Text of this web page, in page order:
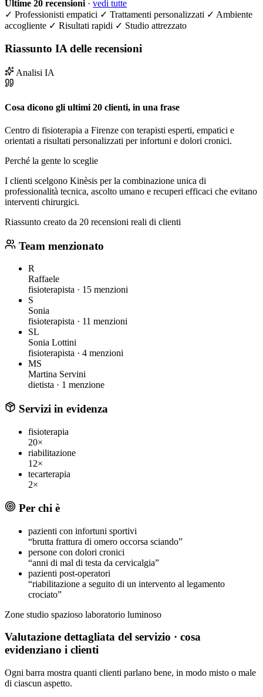
Ultime 20 recensioni · vedi tutte
✓ Professionisti empatici ✓ Trattamenti personalizzati ✓ Ambiente
accogliente ✓ Risultati rapidi ✓ Studio attrezzato
Riassunto IA delle recensioni
Analisi IA
Cosa dicono gli ultimi 20 clienti, in una frase
Centro di fisioterapia a Firenze con terapisti esperti, empatici e
orientati a risultati personalizzati per infortuni e dolori cronici.
Perché la gente lo sceglie
I clienti scelgono Kinèsis per la combinazione unica di
professionalità tecnica, ascolto umano e recuperi efficaci che evitano
interventi chirurgici.
Riassunto creato da 20 recensioni reali di clienti
Team menzionato
R
Raffaele
fisioterapista · 15 menzioni
S
Sonia
fisioterapista · 11 menzioni
SL
Sonia Lottini
fisioterapista · 4 menzioni
MS
Martina Servini
dietista · 1 menzione
Servizi in evidenza
fisioterapia
20×
riabilitazione
12×
tecarterapia
2×
Per chi è
pazienti con infortuni sportivi
“brutta frattura di omero occorsa sciando”
persone con dolori cronici
“anni di mal di testa da cervicalgia”
pazienti post-operatori
“riabilitazione a seguito di un intervento al legamento
crociato”
Zone studio spazioso laboratorio luminoso
Valutazione dettagliata del servizio · cosa
evidenziano i clienti
Ogni barra mostra quanti clienti parlano bene, in modo misto o male
di ciascun aspetto.